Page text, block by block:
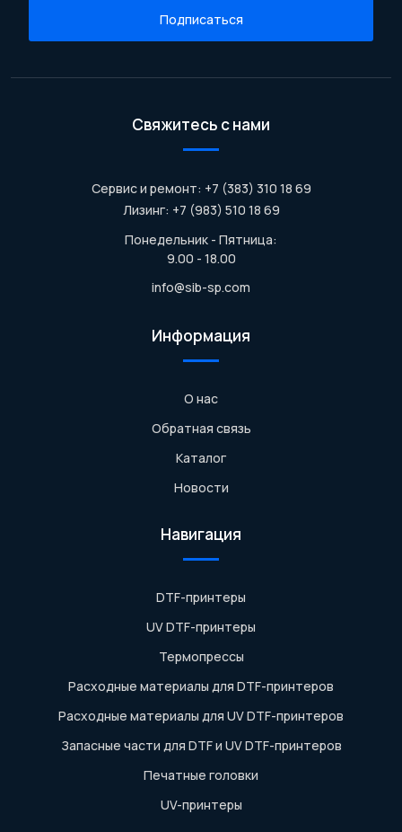
Подписаться
Свяжитесь с нами
Сервис и ремонт: +7 (383) 310 18 69
Лизинг: +7 (983) 510 18 69
Понедельник - Пятница:
9.00 - 18.00
info@sib-sp.com
Информация
О нас
Обратная связь
Каталог
Новости
Навигация
DTF-принтеры
UV DTF-принтеры
Термопрессы
Расходные материалы для DTF-принтеров
Расходные материалы для UV DTF-принтеров
Запасные части для DTF и UV DTF-принтеров
Печатные головки
UV-принтеры